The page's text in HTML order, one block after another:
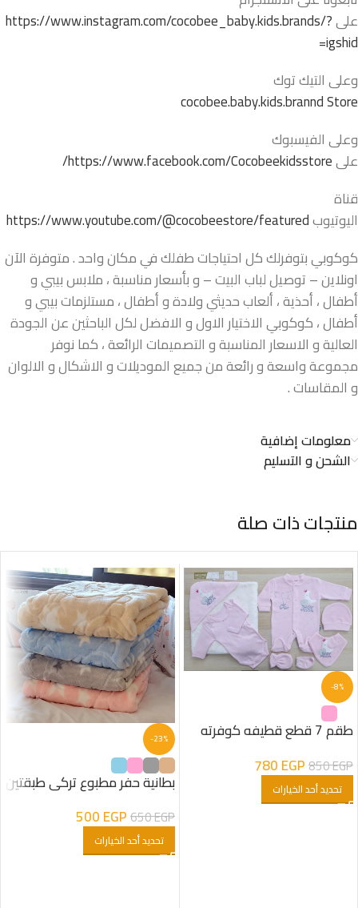
علىhttps://www.instagram.com/cocobee_baby.kids.brands/?
igshid=
وعلى التيك توك
cocobee.baby.kids.brannd Store
وعلى الفيسبوك
علىhttps://www.facebook.com/Cocobeekidsstore/
قناة
اليوتيوبhttps://www.youtube.com/@cocobeestore/featured
كوكوبي بتوفرلك كل احتياجات طفلك في مكان واحد . متوفرة الآن
اونلاين – توصيل لباب البيت – و بأسعار مناسبة ، ملابس بيبي و
أطفال ، أحذية ، ألعاب حديثي ولادة و أطفال ، مستلزمات بيبي و
أطفال ، كوكوبي الاختيار الاول و الافضل لكل الباحثين عن الجودة
العالية و الاسعار المناسبة و التصميمات الرائعة ، كما نوفر
مجموعة واسعة و رائعة من جميع الموديلات و الاشكال و الالوان
و المقاسات .
معلومات إضافية
الشحن و التسليم
منتجات ذات صلة
-8%
طقم 7 قطع قطيفه كوفرته
مبطنه فرو شكل هلال بناتى
850EGP
780EGP
تحديد أحد الخيارات
-23%
بطانية حفر مطبوع تركى طبقتين
650EGP
500EGP
تحديد أحد الخيارات